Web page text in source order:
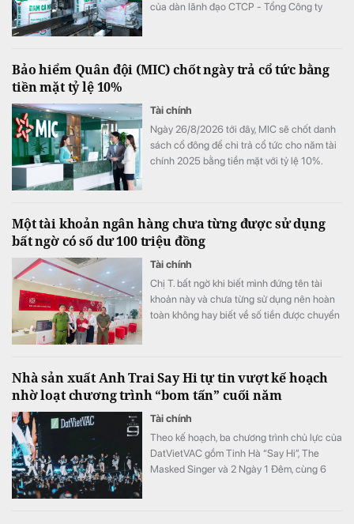
của dàn lãnh đạo CTCP - Tổng Công ty
tỷ đồng chỉ sau 6 tháng, đặc biệt có trường
Bảo hiểm Quân đội (MIC) chốt ngày trả cổ tức bằng
tiền mặt tỷ lệ 10%
Tài chính
Ngày 26/8/2026 tới đây, MIC sẽ chốt danh
sách cổ đông để chi trả cổ tức cho năm tài
chính 2025 bằng tiền mặt với tỷ lệ 10%.
Một tài khoản ngân hàng chưa từng được sử dụng
bất ngờ có số dư 100 triệu đồng
Tài chính
Chị T. bất ngờ khi biết mình đứng tên tài
khoản này và chưa từng sử dụng nên hoàn
toàn không hay biết về số tiền được chuyển
Nhà sản xuất Anh Trai Say Hi tự tin vượt kế hoạch
nhờ loạt chương trình “bom tấn” cuối năm
Tài chính
Theo kế hoạch, ba chương trình chủ lực của
DatVietVAC gồm Tinh Hà “Say Hi”, The
Masked Singer và 2 Ngày 1 Đêm, cùng 6